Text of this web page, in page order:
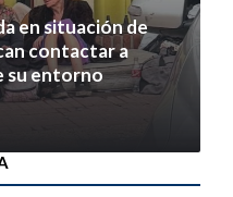
en situación de
contactar a
su entorno